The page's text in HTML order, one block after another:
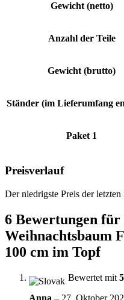
Gewicht (netto)
Anzahl der Teile
Gewicht (brutto)
Ständer (im Lieferumfang
Paket 1
Preisverlauf
Der niedrigste Preis der letzten
6 Bewertungen für
Weihnachtsbaum
100 cm im Topf
Bewertet mit 5
Anna – 27. Oktober